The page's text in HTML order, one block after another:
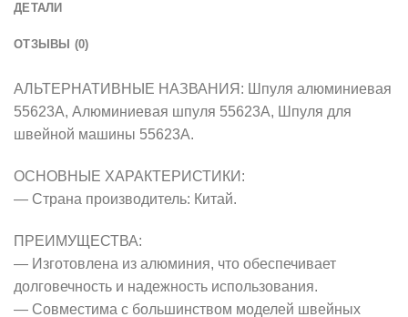
ДЕТАЛИ
ОТЗЫВЫ (0)
АЛЬТЕРНАТИВНЫЕ НАЗВАНИЯ: Шпуля алюминиевая
55623А, Алюминиевая шпуля 55623А, Шпуля для
швейной машины 55623А.
ОСНОВНЫЕ ХАРАКТЕРИСТИКИ:
— Страна производитель: Китай.
ПРЕИМУЩЕСТВА:
— Изготовлена из алюминия, что обеспечивает
долговечность и надежность использования.
— Совместима с большинством моделей швейных